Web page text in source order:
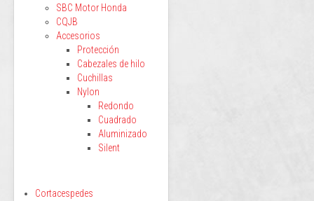
SBC Motor Honda
CQJB
Accesorios
Protección
Cabezales de hilo
Cuchillas
Nylon
Redondo
Cuadrado
Aluminizado
Silent
Cortacespedes